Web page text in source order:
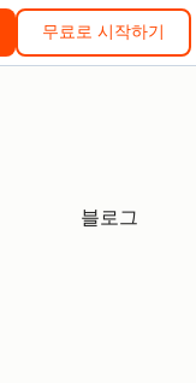
무료로 시작하기
블로그